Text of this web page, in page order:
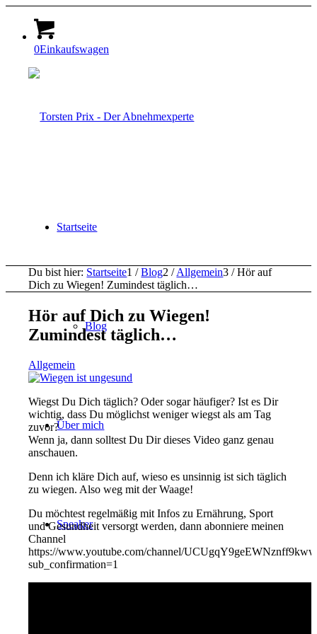
0Einkaufswagen
Startseite
Blog
Über mich
Speaker
Du bist hier: Startseite1 / Blog2 / Allgemein3 / Hör auf
Dich zu Wiegen! Zumindest täglich…
Hör auf Dich zu Wiegen!
Zumindest täglich…
Allgemein
Wiegst Du Dich täglich? Oder sogar häufiger? Ist es Dir
wichtig, dass Du möglichst weniger wiegst als am Tag
zuvor?
Wenn ja, dann solltest Du Dir dieses Video ganz genau
anschauen.
Denn ich kläre Dich auf, wieso es unsinnig ist sich täglich
zu wiegen. Also weg mit der Waage!
Du möchtest regelmäßig mit Infos zu Ernährung, Sport
und Gesundheit versorgt werden, dann abonniere meinen
Channel
https://www.youtube.com/channel/
sub_confirmation=1